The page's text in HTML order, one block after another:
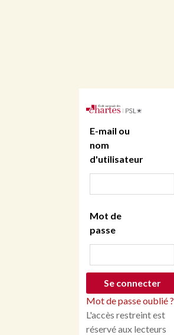
E-mail ou
nom
d'utilisateur
Mot de
passe
Mot de passe oublié ?
L'accès restreint est
réservé aux lecteurs